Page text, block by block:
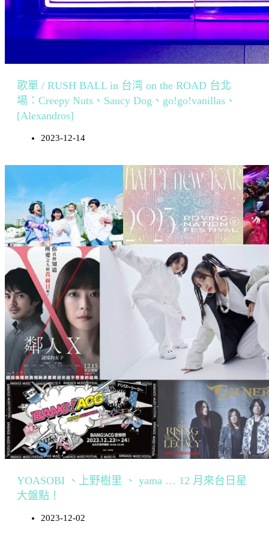
歌單 / RUSH BALL in 台湾 on the ROAD 台北
場：Creepy Nuts、Saucy Dog、go!go!vanillas、
[Alexandros]
2023-12-14
YOASOBI 、上野樹里 、 yama … 12 月來台日星
大盤點！
2023-12-02